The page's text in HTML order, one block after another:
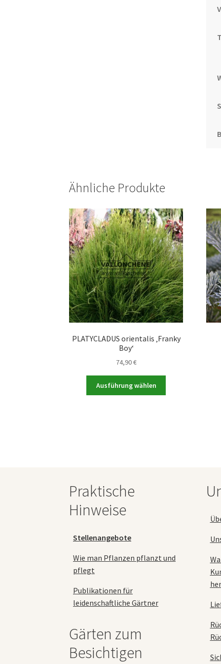
Ähnliche Produkte
PLATYCLADUS orientalis ‚Franky
Boy‘
74,90€
Ausführung wählen
Praktische
Hinweise
Stellenangebote
Wie man Pflanzen pflanzt und
pflegt
Publikationen für
leidenschaftliche Gärtner
Gärten zum
Besichtigen